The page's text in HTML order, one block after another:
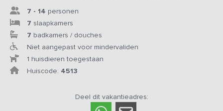
7 - 14 personen
7 slaapkamers
7 badkamers / douches
Niet aangepast voor mindervaliden
1 huisdieren toegestaan
Huiscode: 4513
Deel dit vakantieadres: